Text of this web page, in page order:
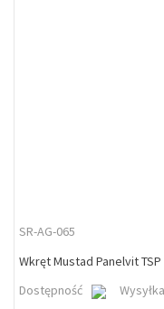
SR-AG-065
Wkręt Mustad Panelvit
Dostępność